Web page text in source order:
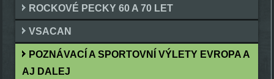
ROCKOVÉ PECKY 60 A 70 LET
VSACAN
POZNÁVACÍ A SPORTOVNÍ VÝLETY EVROPA A
AJ DALEJ